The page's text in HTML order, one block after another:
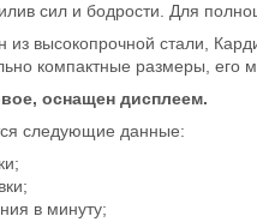
сил и бодрости. Для
из высокопрочной стали,
компактные размеры, его
оснащен дисплеем.
следующие данные:
в минуту;